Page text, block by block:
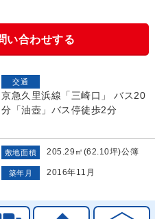
い合わせする
交通
京急久里浜線「三崎口」 バス20
分「油壺」バス停徒歩2分
敷地面積 205.29㎡(62.10坪)公簿
築年月 2016年11月